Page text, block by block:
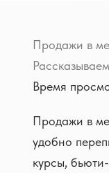
Продажи в
Время
Продажи в
удобно
курсы,